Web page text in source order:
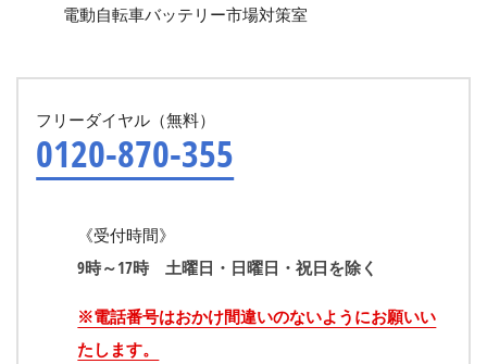
電動自転車バッテリー市場対策室
フリーダイヤル（無料）
0120-870-355
《受付時間》
9時～17時 土曜日・日曜日・祝日を除く
※電話番号はおかけ間違いのないようにお願いい
たします。